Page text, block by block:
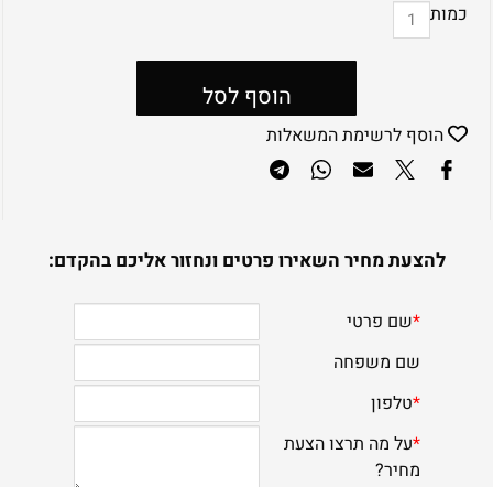
כמות
הוסף לסל
הוסף לרשימת המשאלות
להצעת מחיר השאירו פרטים ונחזור אליכם בהקדם: